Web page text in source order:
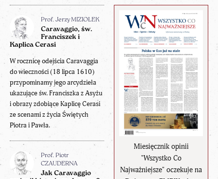
Miesięcznik opinii
"Wszystko Co
Najważniejsze" oczekuje na
Prof. Jerzy MIZIOŁEK
Caravaggio, św.
Franciszek i
Kaplica Cerasi
W rocznicę odejścia Caravaggia
do wieczności (18 lipca 1610)
przypominamy jego arcydzieła
ukazujące św. Franciszka z Asyżu
i obrazy zdobiące Kaplicę Cerasi
ze scenami z życia Świętych
Piotra i Pawła.
Prof. Piotr
CZAUDERNA
Jak Caravaggio